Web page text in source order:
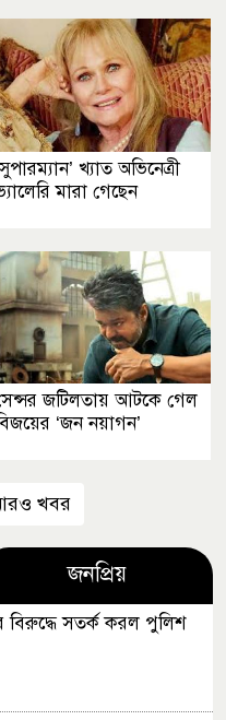
খ্যাত অভিনেত্রী
মারা গেছেন
জটিলতায় আটকে গেল
‘জন নয়াগন’
খবর
জনপ্রিয়
বিরুদ্ধে সতর্ক করল পুলিশ